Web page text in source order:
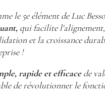
le 5e élément de Luc
qui facilite l'alignement,
et la croissance
!
rapide et efficacede
de révolutionner le